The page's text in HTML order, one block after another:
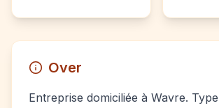
Over
Entreprise domiciliée à Wavre.